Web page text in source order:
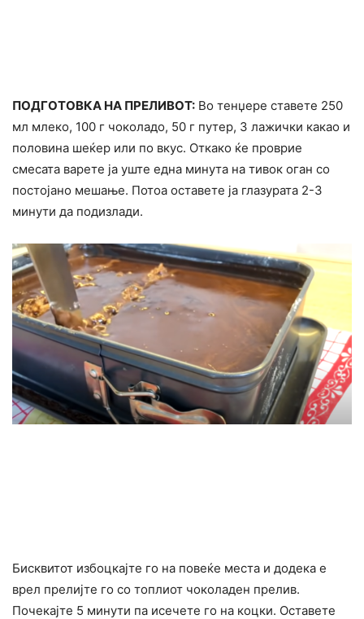
ПОДГОТОВКА НА ПРЕЛИВОТ: Во тенџере ставете 250
мл млеко, 100 г чоколадо, 50 г путер, 3 лажички какао и
половина шеќер или по вкус. Откако ќе проврие
смесата варете ја уште една минута на тивок оган со
постојано мешање. Потоа оставете ја глазурата 2-3
минути да подизлади.
Бисквитот избоцкајте го на повеќе места и додека е
врел прелијте го со топлиот чоколаден прелив.
Почекајте 5 минути па исечете го на коцки. Оставете